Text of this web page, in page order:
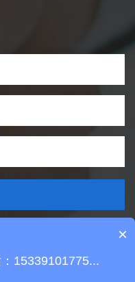
All Rights Reserved
×
15339101775...